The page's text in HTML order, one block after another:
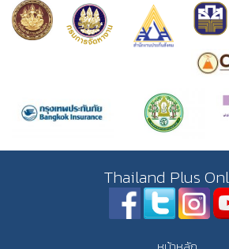
Thailand Plus